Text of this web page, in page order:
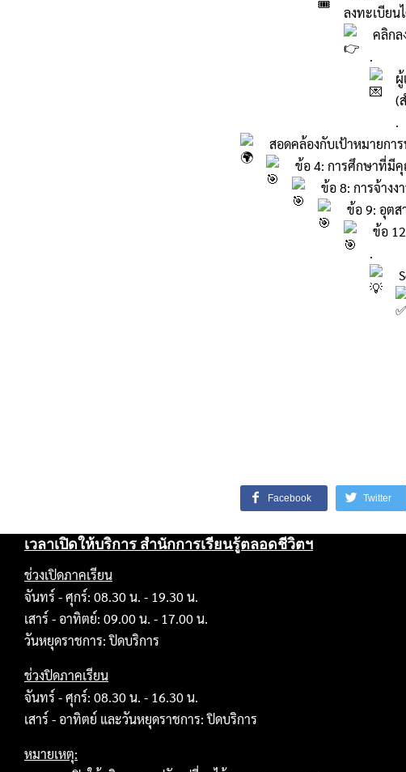
ลงทะเบียน
คลิกล
.
(
.
สอดคล้องกับเป้าหมายกา
ข้อ 4: การศึกษาที่มี
ข้อ 8: การจ้าง
ข้อ 9: อุตส
ข้อ
.
Facebook Twitter
เวลาเปิดให้บริการ สำนักการเรียนรู้ตลอดชีวิตฯ
ช่วงเปิดภาคเรียน
จันทร์ - ศุกร์: 08.30 น. - 19.30 น.
เสาร์ - อาทิตย์: 09.00 น. - 17.00 น.
วันหยุดราชการ: ปิดบริการ
ช่วงปิดภาคเรียน
จันทร์ - ศุกร์: 08.30 น. - 16.30 น.
เสาร์ - อาทิตย์ และวันหยุดราชการ: ปิดบริการ
หมายเหตุ: